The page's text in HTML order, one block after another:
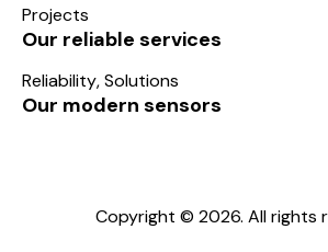
Projects
Our reliable services
Reliability,Solutions
Our modern sensors
Copyright © 2026. All rights